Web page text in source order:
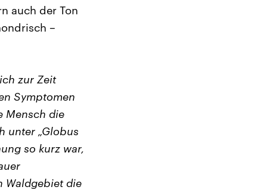
auch der Ton
–
zur Zeit
Symptomen
Mensch die
unter „Globus
so kurz war,
Waldgebiet die